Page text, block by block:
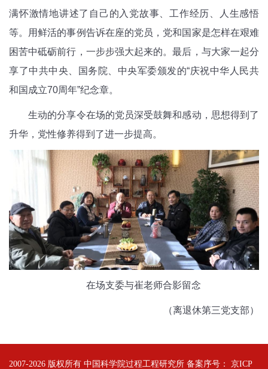
满怀激情地讲述了自己的入党故事、工作经历、人生感悟
等。用鲜活的事例告诉在座的党员，党和国家是怎样在艰难
困苦中砥砺前行，一步步强大起来的。最后，与大家一起分
享了中共中央、国务院、中央军委颁发的“庆祝中华人民共
和国成立70周年”纪念章。
生动的分享令在场的党员深受鼓舞和感动，思想得到了
升华，党性修养得到了进一步提高。
在场支委与崔老师合影留念
（离退休第三党支部）
2007-2026 版权所有 中国科学院过程工程研究所 备案序号： 京ICP